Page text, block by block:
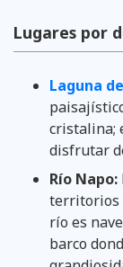
Lugares por
Laguna
cristalina;
disfrutar
Río Napo:
territorios
río es
barco